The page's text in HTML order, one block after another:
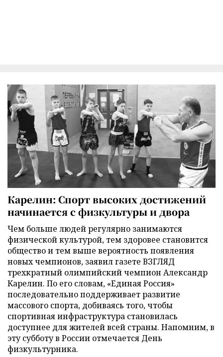
Карелин: Спорт высоких достижений
начинается с физкультуры и двора
Чем больше людей регулярно занимаются
физической культурой, тем здоровее становится
общество и тем выше вероятность появления
новых чемпионов, заявил газете ВЗГЛЯД
трехкратный олимпийский чемпион Александр
Карелин. По его словам, «Единая Россия»
последовательно поддерживает развитие
массового спорта, добиваясь того, чтобы
спортивная инфраструктура становилась
доступнее для жителей всей страны. Напомним, в
эту субботу в России отмечается День
физкультурника.